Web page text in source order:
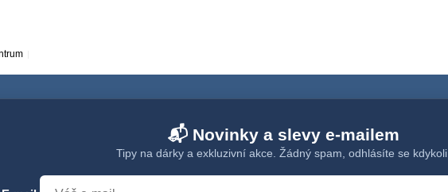
📬 Novinky a slevy e-mailem
Tipy na dárky a exkluzivní akce. Žádný spam, odhlásíte se kdykoli.